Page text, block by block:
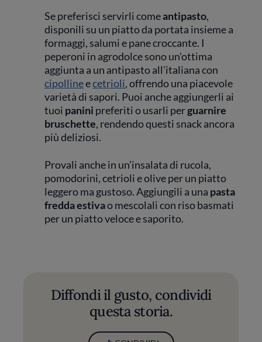
Se preferisci servirli comeantipasto,
disponili su un piatto da portata insieme a
formaggi, salumi e pane croccante. I
peperoni in agrodolce sono un'ottima
aggiunta a un antipasto all'italiana con
cipollineecetrioli, offrendo una piacevole
varietà di sapori. Puoi anche aggiungerli ai
tuoi panini preferiti o usarli perguarnire
bruschette, rendendo questi snack ancora
più deliziosi.
Provali anche in un'insalata di rucola,
pomodorini, cetrioli e olive per un piatto
leggero ma gustoso. Aggiungili a una pasta
fredda estivao mescolali con riso basmati
per un piatto veloce e saporito.
Diffondi il gusto, condividi
questa storia.